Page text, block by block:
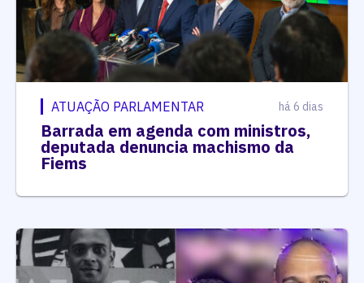
ATUAÇÃO PARLAMENTAR há 6 dias
Barrada em agenda com ministros,
deputada denuncia machismo da
Fiems